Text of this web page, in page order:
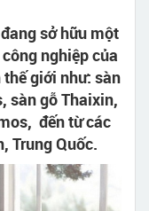
sở hữu một
nghiệp của
giới như: sàn
sàn gỗ Thaixin,
đến từ các
Trung Quốc.